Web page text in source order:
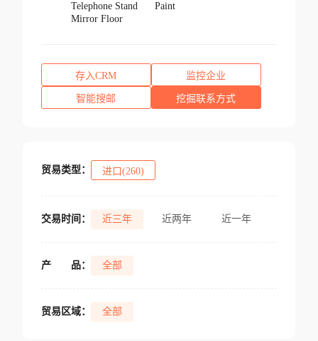
Telephone Stand
Paint
Mirror Floor
存入CRM 监控企业
智能搜邮 挖掘联系方式
贸易类型： 进口(260)
交易时间： 近三年 近两年 近一年
产 品： 全部
贸易区域： 全部